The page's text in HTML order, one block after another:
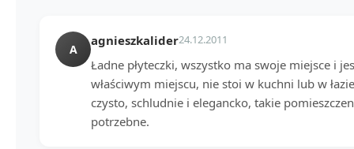
A
agnieszkalider24.12.2011
Ładne płyteczki, wszystko ma swoje miejsce i
właściwym miejscu, nie stoi w kuchni lub w
czysto, schludnie i elegancko, takie
potrzebne.